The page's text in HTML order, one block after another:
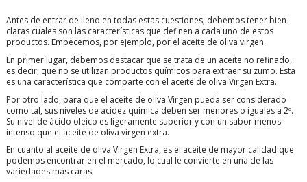
Antes de entrar de lleno en todas estas cuestiones, debemos tener bien
claras cuales son las características que definen a cada uno de estos
productos. Empecemos, por ejemplo, por el aceite de oliva virgen.
En primer lugar, debemos destacar que se trata de un aceite no refinado,
es decir, que no se utilizan productos químicos para extraer su zumo. Esta
es una característica que comparte con el aceite de oliva Virgen Extra.
Por otro lado, para que el aceite de oliva Virgen pueda ser considerado
como tal, sus niveles de acidez química deben ser menores o iguales a 2º.
Su nivel de ácido oleico es ligeramente superior y con un sabor menos
intenso que el aceite de oliva virgen extra.
En cuanto al aceite de oliva Virgen Extra, es el aceite de mayor calidad que
podemos encontrar en el mercado, lo cual le convierte en una de las
variedades más caras.